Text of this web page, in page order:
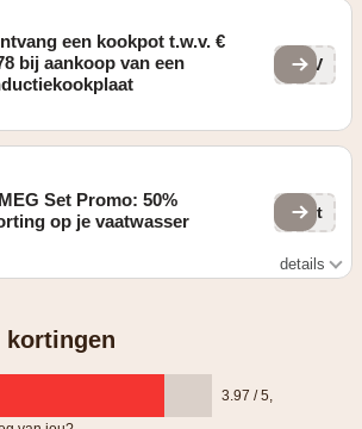
een kookpot t.w.v. €
bij aankoop van een
ZtV
Set Promo: 50%
op je vaatwasser
zAt
details
kortingen
3.97 / 5